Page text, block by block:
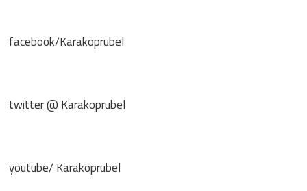
facebook/Karakoprubel
twitter @ Karakoprubel
youtube/ Karakoprubel